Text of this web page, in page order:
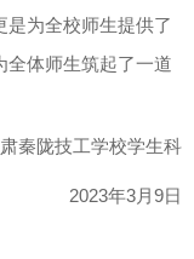
为全校师生提供了
体师生筑起了一道
秦陇技工学校学生科
2023年3月9日